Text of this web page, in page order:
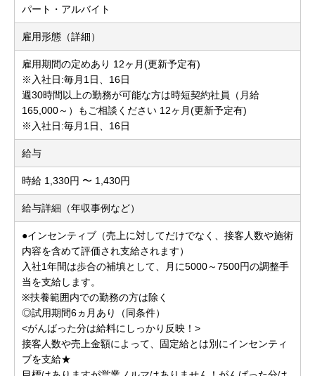
パート・アルバイト
雇用形態（詳細）
雇用期間の定めあり 12ヶ月(更新予定有)
※入社日:毎月1日、16日
週30時間以上の勤務が可能な方は時短契約社員（月給
165,000～）もご相談ください 12ヶ月(更新予定有)
※入社日:毎月1日、16日
給与
時給 1,330円 〜 1,430円
給与詳細（年収事例など）
●インセンティブ（売上に対してだけでなく、接客人数や施術
内容を含めて評価され支給されます）
入社1年間は歩合の補填として、月に5000～7500円の調整手
当を支給します。
※扶養範囲内での勤務の方は除く
◎試用期間6ヵ月あり（同条件）
<がんばった分は給料にしっかり反映！>
接客人数や売上金額によって、固定給とは別にインセンティ
ブを支給★